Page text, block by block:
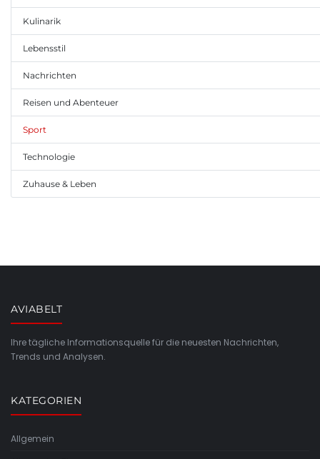
Kulinarik
Lebensstil
Nachrichten
Reisen und Abenteuer
Sport
Technologie
Zuhause & Leben
AVIABELT
Ihre tägliche Informationsquelle für die neuesten Nachrichten,
Trends und Analysen.
KATEGORIEN
Allgemein